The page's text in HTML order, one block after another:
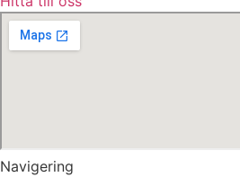
Navigering